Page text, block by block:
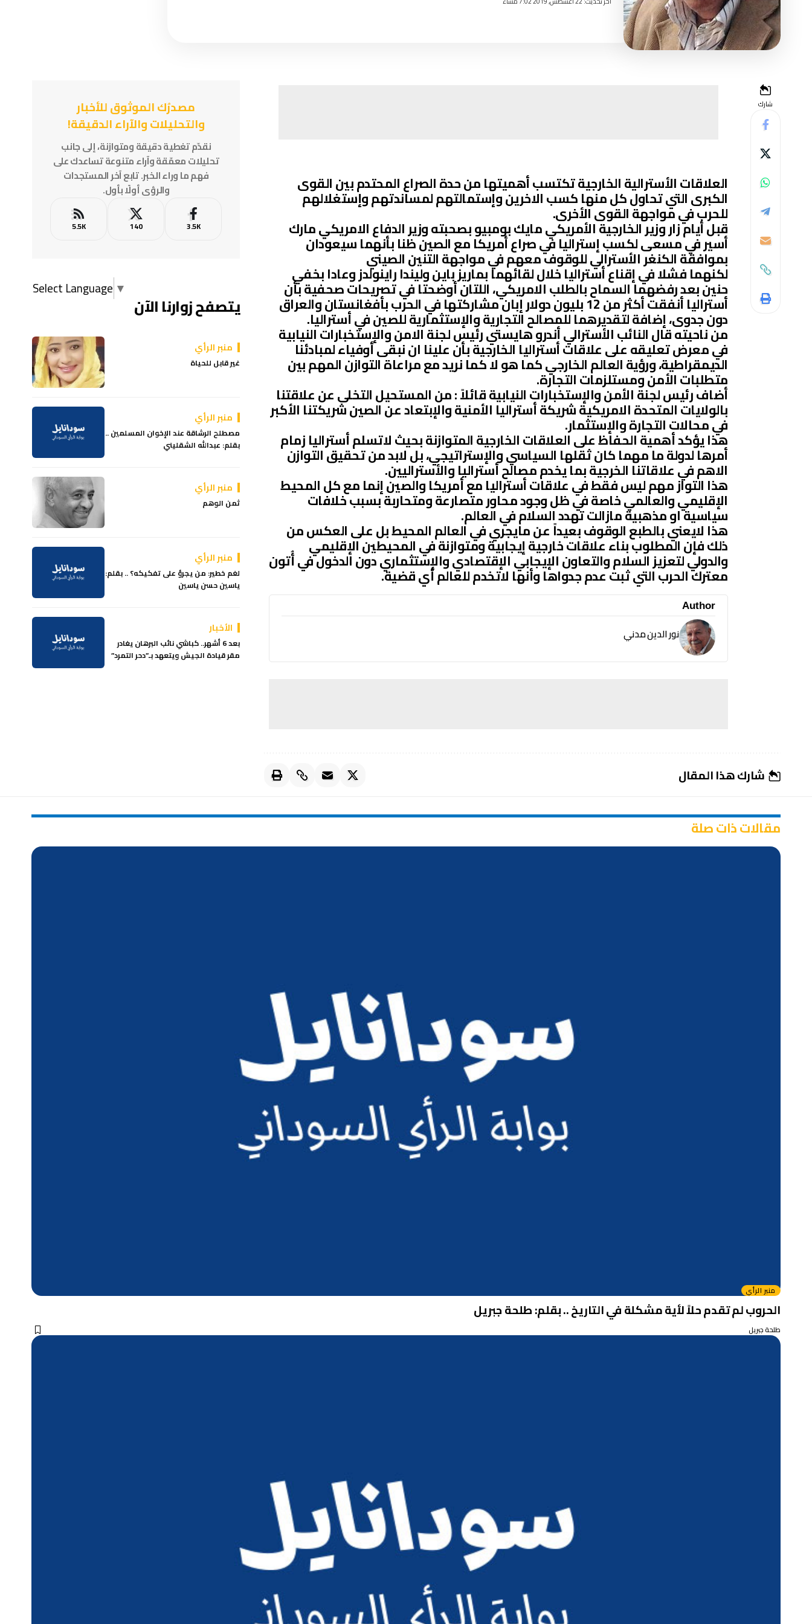
شارك
العلاقات الأسترالية الخارجية تكتسب أهميتها من حدة الصراع المحتدم بين القوى
الكبرى التي تحاول كل منها كسب الاخرين وإستمالتهم لمساندتهم وإستغلالهم
للحرب في مواجهة القوى الأخرى.
قبل أيام زار وزير الخارجية الأمريكي مايك بومبيو بصحبته وزير الدفاع الامريكي مارك
أسير في مسعى لكسب إستراليا في صراع أمريكا مع الصين ظنا بأنهما سيعودان
بموافقة الكنغر الأسترالي للوقوف معهم في مواجهة التنين الصيني
لكنهما فشلا في إقناع أستراليا خلال لقائهما بماريز باين وليندا راينولدز وعادا بخفي
حنين بعد رفضهما السماح بالطلب الامريكي، اللتان أوضحتا في تصريحات صحفية بأن
أستراليا أنفقت أكثر من 12 بليون دولار إبان مشاركتها في الحرب بأفغانستان والعراق
دون جدوى، إضافة لتقديرهما للمصالح التجارية والإستثمارية للصين في أستراليا.
من ناحيته قال النائب الأسترالي أندرو هايستي رئيس لجنة الامن والإستخبارات النيابية
في معرض تعليقه على علاقات أستراليا الخارجية بأن علينا ان نبقى أوفياء لمبادئنا
الديمقراطية، ورؤية العالم الخارجي كما هو لا كما نريد مع مراعاة التوازن المهم بين
متطلبات الأمن ومستلزمات التجارة.
أضاف رئيس لجنة الأمن والإستخبارات النيابية قائلاً : من المستحيل التخلى عن علاقتنا
بالولايات المتحدة الامريكية شريكة أستراليا الأمنية والإبتعاد عن الصين شريكتنا الأكبر
في محالات التجارة والإستثمار.
هذا يؤكد أهمية الحفاظ على العلاقات الخارجية المتوازنة بحيث لاتسلم أستراليا زمام
أمرها لدولة ما مهما كان ثقلها السياسي والإستراتيجي، بل لابد من تحقيق التوازن
الاهم في علاقاتنا الخرجية بما يخدم مصالح أستراليا والأستراليين.
هذا التواز مهم ليس فقط في علاقات أستراليا مع أمريكا والصين إنما مع كل المحيط
الإقليمي والعالمي خاصة في ظل وجود محاور متصارعة ومتحاربة بسبب خلافات
سياسية او مذهبية مازالت تهدد السلام في العالم.
هذا لايعني بالطبع الوقوف بعيداً عن مايجري في العالم المحيط بل على العكس من
ذلك فإن المطلوب بناء علاقات خارجية إيجابية ومتوازنة في المحيطين الإقليمي
والدولي لتعزيز السلام والتعاون الإيجابي الإقتصادي والإستثماري دون الدخول في أُتون
معترك الحرب التي ثبت عدم جدواها وأنها لاتخدم للعالم أي قضية.
Author
نور الدين مدني
شارك هذا المقال
مصدرُك الموثوق للأخبار
والتحليلات والآراء الدقيقة!
نقدّم تغطية دقيقة ومتوازنة، إلى جانب
تحليلات معمّقة وآراء متنوعة تساعدك على
فهم ما وراء الخبر. تابع آخر المستجدات
والرؤى أولًا بأول.
3.5K
140
5.5K
Select Language ▼
يتصفح زوارنا الآن
منبر الرأي
غير قابل للحياة
منبر الرأي
مصطلح الرشاقة عند الإخوان المسلمين ..
بقلم: عبدالله الشقليني
منبر الرأي
ثمن الوهم
منبر الرأي
لغم خطير: من يجرؤ على تفكيكه؟ .. بقلم:
ياسين حسن ياسين
الأخبار
بعد 6 أشهر.. كباشي نائب البرهان يغادر
مقر قيادة الجيش ويتعهد بـ”دحر التمرد”
مقالات ذات صلة
منبر الرأي
الحروب لم تقدم حلاً لأية مشكلة في التاريخ .. بقلم: طلحة جبريل
طلحة جبريل